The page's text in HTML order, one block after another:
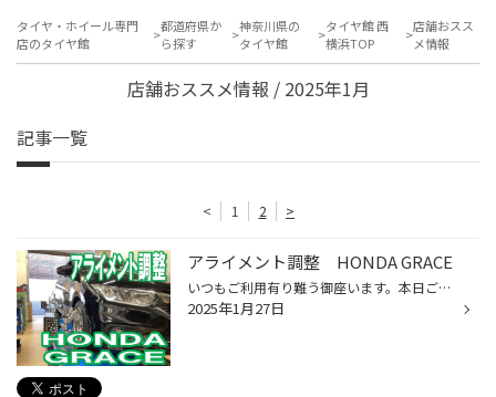
タイヤ・ホイール専門
店のタイヤ館
都道府県か
ら探す
神奈川県の
タイヤ館
タイヤ館 西
横浜TOP
店舗おスス
メ情報
店舗おススメ情報 / 2025年1月
記事一覧
< 1 2 >
アライメント調整 HONDA GRACE
いつもご利用有り難う御座います。本日ご紹介はコチラ。 ホンダ グレイスです。アライメント調整をご依頼頂けました。 早速測定スタート。 フロントのトゥ角がズレていますね。車検に出したらハンドルがズレてしまったそうです。 フロント調整なのでタイロッドを伸ばしたり、縮ませたりします。。 ...
2025年1月27日